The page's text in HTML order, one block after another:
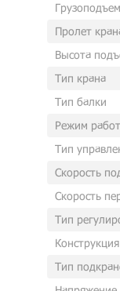
Пролет
Высота
Тип крана
Тип балки
Режим
Тип
Скорость
Скорость
Тип
Тип